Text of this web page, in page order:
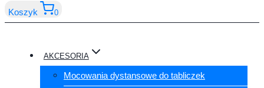
Koszyk 0
AKCESORIA
Mocowania dystansowe do tabliczek